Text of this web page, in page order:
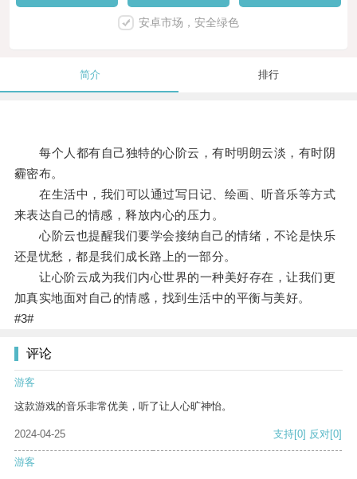
安卓市场，安全绿色
简介 排行
每个人都有自己独特的心阶云，有时明朗云淡，有时阴
霾密布。
在生活中，我们可以通过写日记、绘画、听音乐等方式
来表达自己的情感，释放内心的压力。
心阶云也提醒我们要学会接纳自己的情绪，不论是快乐
还是忧愁，都是我们成长路上的一部分。
让心阶云成为我们内心世界的一种美好存在，让我们更
加真实地面对自己的情感，找到生活中的平衡与美好。
#3#
评论
游客
这款游戏的音乐非常优美，听了让人心旷神怡。
2024-04-25 支持[0] 反对[0]
游客